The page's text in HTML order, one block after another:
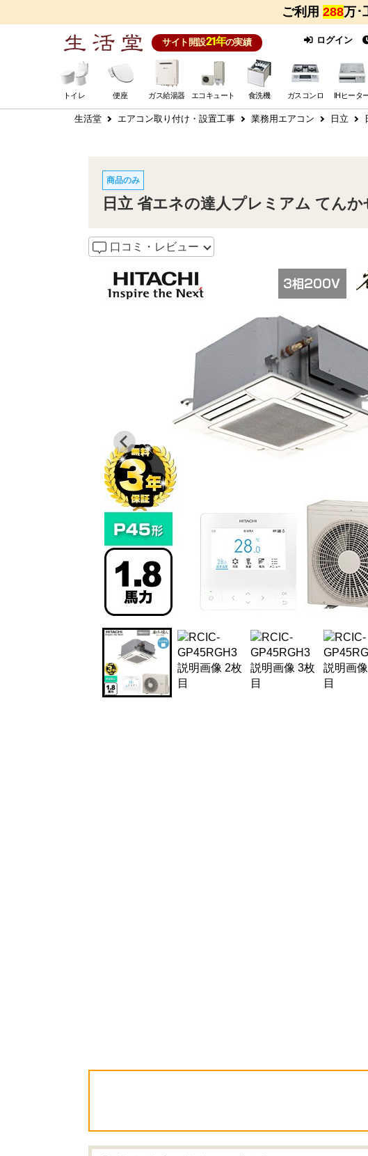
ご利用 288万･
サイト開設21年の実績 ログイン
トイレ 便座 ガス給湯器 エコキュート 食洗機 ガスコンロ IHヒータ
生活堂 エアコン取り付け・設置工事 業務用エアコン 日立
商品のみ
日立 省エネの達人プレミアム てん
口コミ・レビュー